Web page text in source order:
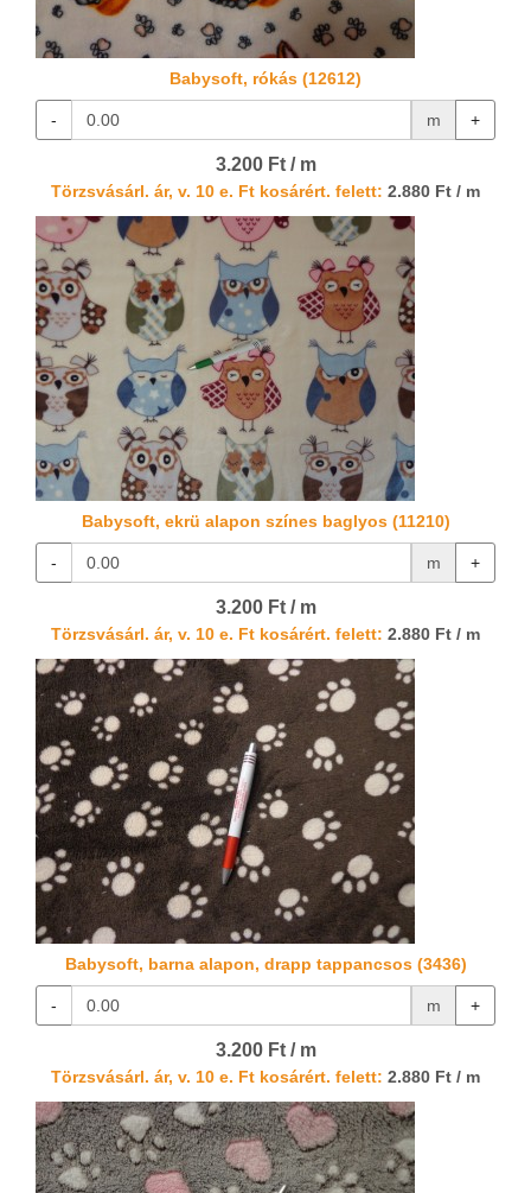
Babysoft, rókás (12612)
- m +
3.200 Ft / m
Törzsvásárl. ár, v. 10 e. Ft kosárért. felett: 2.880 Ft / m
Babysoft, ekrü alapon színes baglyos (11210)
- m +
3.200 Ft / m
Törzsvásárl. ár, v. 10 e. Ft kosárért. felett: 2.880 Ft / m
Babysoft, barna alapon, drapp tappancsos (3436)
- m +
3.200 Ft / m
Törzsvásárl. ár, v. 10 e. Ft kosárért. felett: 2.880 Ft / m